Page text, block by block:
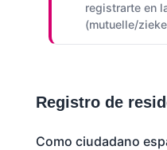
registrarte en
(mutuelle/
Registro de
Como ciudadano